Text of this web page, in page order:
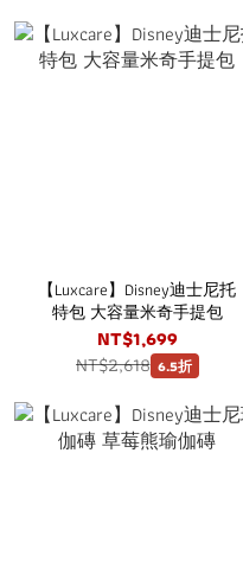
【Luxcare】Disney迪士尼托
特包 大容量米奇手提包
NT$1,699
NT$2,618 6.5折